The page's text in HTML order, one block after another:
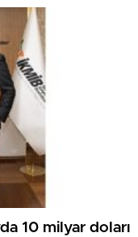
10 milyar doları